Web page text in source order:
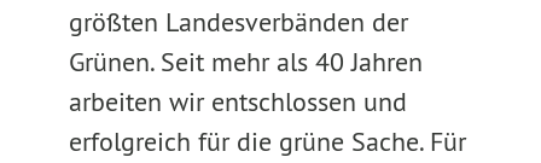
größten Landesverbänden der
Grünen. Seit mehr als 40 Jahren
arbeiten wir entschlossen und
erfolgreich für die grüne Sache. Für